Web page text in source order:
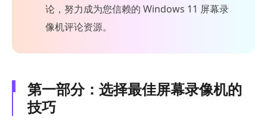
论，努力成为您信赖的 Windows 11 屏幕录
像机评论资源。
第一部分：选择最佳屏幕录像机的
技巧